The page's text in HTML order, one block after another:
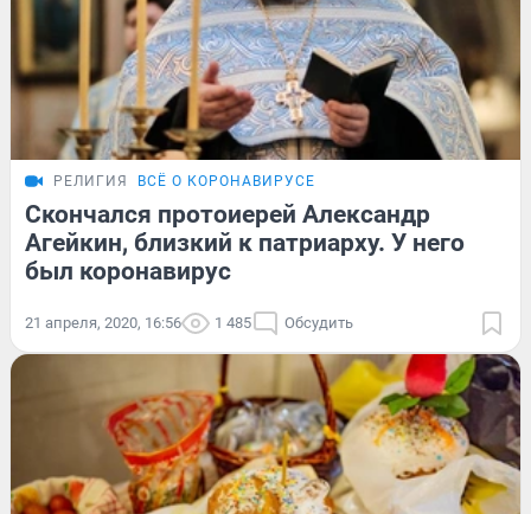
РЕЛИГИЯ ВСЁ О КОРОНАВИРУСЕ
Скончался протоиерей Александр
Агейкин, близкий к патриарху. У него
был коронавирус
21 апреля, 2020, 16:56 1 485 Обсудить